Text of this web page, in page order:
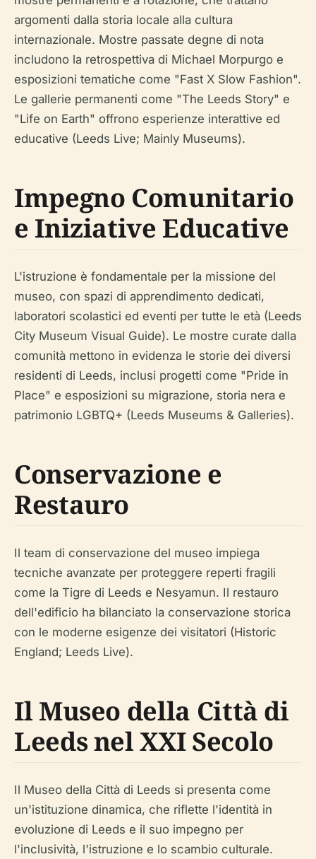
argomenti dalla storia locale alla cultura
internazionale. Mostre passate degne di nota
includono la retrospettiva di Michael Morpurgo e
esposizioni tematiche come "Fast X Slow Fashion".
Le gallerie permanenti come "The Leeds Story" e
"Life on Earth" offrono esperienze interattive ed
educative (Leeds Live; Mainly Museums).
Impegno Comunitario
e Iniziative Educative
L'istruzione è fondamentale per la missione del
museo, con spazi di apprendimento dedicati,
laboratori scolastici ed eventi per tutte le età (Leeds
City Museum Visual Guide). Le mostre curate dalla
comunità mettono in evidenza le storie dei diversi
residenti di Leeds, inclusi progetti come "Pride in
Place" e esposizioni su migrazione, storia nera e
patrimonio LGBTQ+ (Leeds Museums & Galleries).
Conservazione e
Restauro
Il team di conservazione del museo impiega
tecniche avanzate per proteggere reperti fragili
come la Tigre di Leeds e Nesyamun. Il restauro
dell'edificio ha bilanciato la conservazione storica
con le moderne esigenze dei visitatori (Historic
England; Leeds Live).
Il Museo della Città di
Leeds nel XXI Secolo
Il Museo della Città di Leeds si presenta come
un'istituzione dinamica, che riflette l'identità in
evoluzione di Leeds e il suo impegno per
l'inclusività, l'istruzione e lo scambio culturale.